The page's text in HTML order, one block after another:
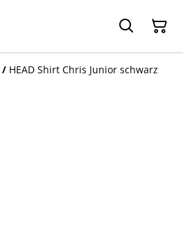
/ HEAD Shirt Chris Junior schwarz